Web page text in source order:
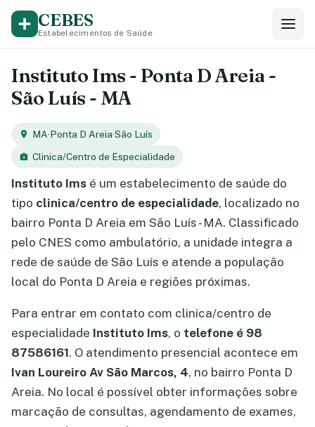
CEBES
Estabelecimentos de Saúde
Instituto Ims - Ponta D Areia -
São Luís - MA
MA·Ponta D Areia·São Luís
Clinica/Centro de Especialidade
Instituto Ims é um estabelecimento de saúde do
tipo clinica/centro de especialidade, localizado no
bairro Ponta D Areia em São Luís - MA. Classificado
pelo CNES como ambulatório, a unidade integra a
rede de saúde de São Luís e atende a população
local do Ponta D Areia e regiões próximas.
Para entrar em contato com clinica/centro de
especialidade Instituto Ims, o telefone é 98
87586161. O atendimento presencial acontece em
Ivan Loureiro Av São Marcos, 4, no bairro Ponta D
Areia. No local é possível obter informações sobre
marcação de consultas, agendamento de exames,